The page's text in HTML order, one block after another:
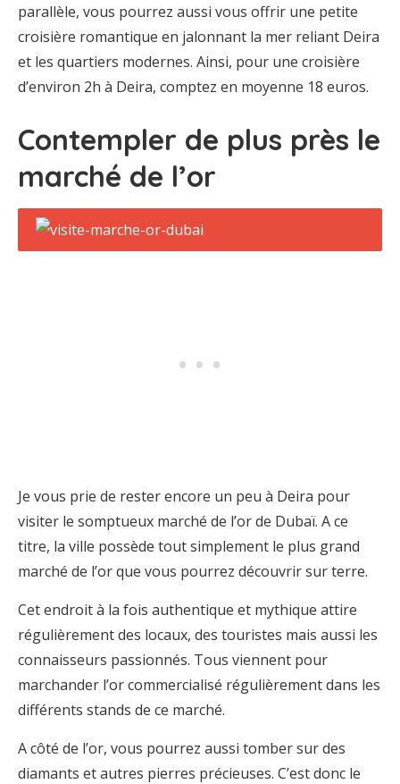
parallèle, vous pourrez aussi vous offrir une petite
croisière romantique en jalonnant la mer reliant Deira
et les quartiers modernes. Ainsi, pour une croisière
d’environ 2h à Deira, comptez en moyenne 18 euros.
Contempler de plus près le
marché de l’or
Je vous prie de rester encore un peu à Deira pour
visiter le somptueux marché de l’or de Dubaï. A ce
titre, la ville possède tout simplement le plus grand
marché de l’or que vous pourrez découvrir sur terre.
Cet endroit à la fois authentique et mythique attire
régulièrement des locaux, des touristes mais aussi les
connaisseurs passionnés. Tous viennent pour
marchander l’or commercialisé régulièrement dans les
différents stands de ce marché.
A côté de l’or, vous pourrez aussi tomber sur des
diamants et autres pierres précieuses. C’est donc le